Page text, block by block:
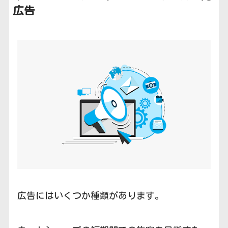
広告
広告にはいくつか種類があります。